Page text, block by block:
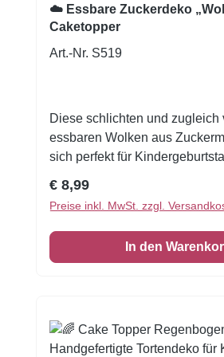
☁️ Essbare Zuckerdeko
Caketopper
Art.-Nr. S519
Diese schlichten und zugleich
essbaren Wolken aus
sich perfekt für
Mottotorten. Die Wolken sind in
harmonischen Größen
sich vielseitig auf Torten,
Desserts einsetzen. Durch ihr
hervorragend mit weiteren
Tortendekorationen kombinieren.
Regulärer Preis:
€ 8,99
Preise inkl. MwSt. zzgl.
In den